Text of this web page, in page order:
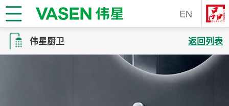
EN
伟星厨卫 返回列表